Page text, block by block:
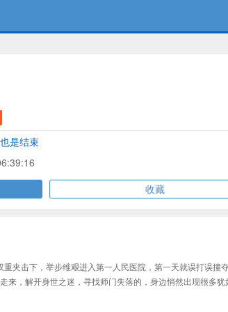
是结束
收藏
夹击下，举步维艰进入第一人民医院，第一天就误打误撞
，解开身世之迷，寻找师门失落的，身边悄然出现很多犹